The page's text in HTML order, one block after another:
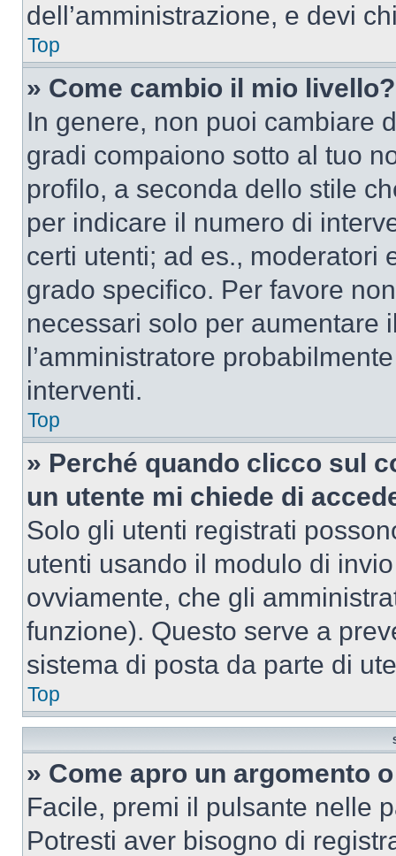
dell’amministrazione, e devi
Top
» Come cambio il mio livello?
In genere, non puoi cambiare
gradi compaiono sotto al tuo
profilo, a seconda dello stile
per indicare il numero di
certi utenti; ad es., moderatori
grado specifico. Per favore
necessari solo per aumentare
l’amministratore
interventi.
Top
» Perché quando clicco sul
un utente mi chiede di
Solo gli utenti registrati
utenti usando il modulo di
ovviamente, che gli
funzione). Questo serve a
sistema di posta da parte di
Top
» Come apro un argomento
Facile, premi il pulsante nelle
Potresti aver bisogno di